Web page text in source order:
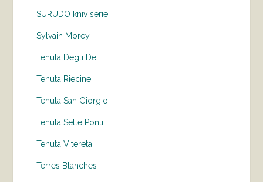
SURUDO kniv serie
Sylvain Morey
Tenuta Degli Dei
Tenuta Riecine
Tenuta San Giorgio
Tenuta Sette Ponti
Tenuta Vitereta
Terres Blanches